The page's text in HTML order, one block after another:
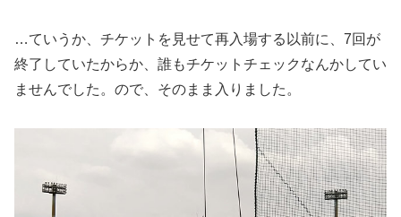
…ていうか、チケットを見せて再入場する以前に、7回が
終了していたからか、誰もチケットチェックなんかしてい
ませんでした。ので、そのまま入りました。